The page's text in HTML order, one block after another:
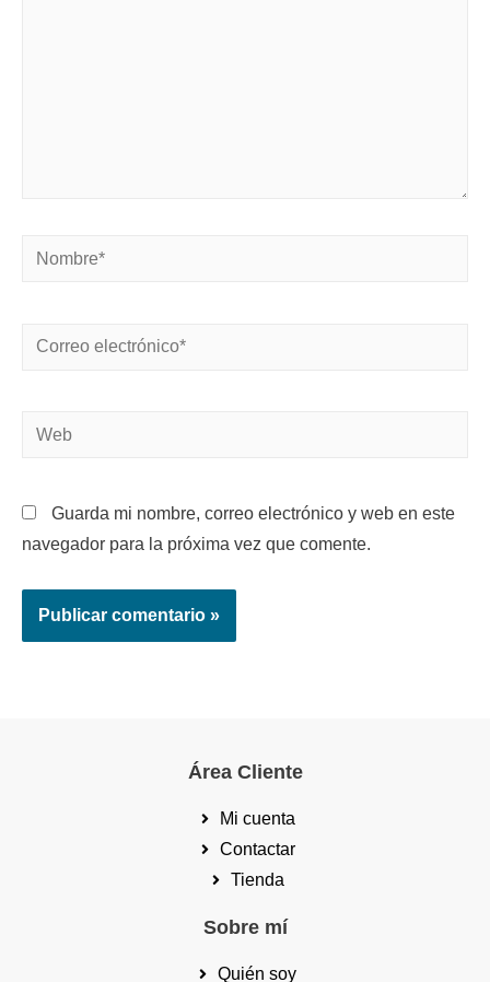
Guarda mi nombre, correo electrónico y web en este
navegador para la próxima vez que comente.
Área Cliente
Mi cuenta
Contactar
Tienda
Sobre mí
Quién soy